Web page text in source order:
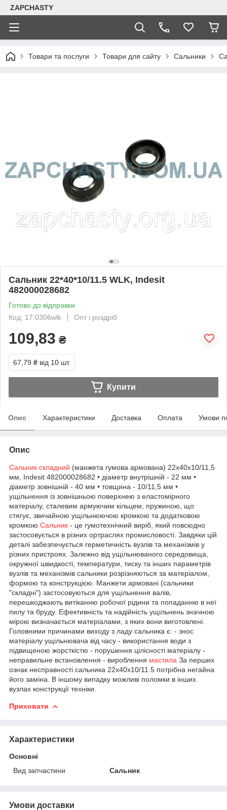
ZAPCHASTY
Товари та послуги Товари для сайту Сальники
Сальник 22*40*10/11.5 WLK, Indesit
482000028682
Готово до відправки
Код: 17.0306wlk
Опт і роздріб
109,83 ₴
67,79 ₴ від 10 шт.
Купити
Опис Характеристики Доставка Оплата Умови
Опис
Сальник складний (манжета гумова армована) 22x40x10/11,5
мм, Indesit 482000028682 • діаметр внутрішній - 22 мм •
діаметр зовнішній - 40 мм • товщина - 10/11,5 мм •
ущільнення із зовнішньою поверхнею з еластомірного
матеріалу, сталевим армуючим кільцем, пружиною, що
стягує, звичайною ущільнюючою кромкою та додатковою
кромкою Сальник - це гумотехнічний виріб, який повсюдно
застосовується в різних ортраслях промисловості. Завдяки цій
деталі забезпечується герметичність вузлів та механізмів у
різних пристроях. Залежно від ущільнюваного середовища,
окружної швидкості, температури, тиску та інших параметрів
вузлів та механізмів сальники розрізняються за матеріалом,
формою та конструкцією. Манжети армовані (сальники
"складні") застосовуються для ущільнення валів,
перешкоджають витіканню робочої рідини та попаданню в неї
пилу та бруду. Ефективність та надійність ущільнень значною
мірою визначається матеріалами, з яких вони виготовлені.
Головними причинами виходу з ладу сальника є: - знос
матеріалу ущільнювача від часу - використання води з
підвищеною жорсткістю - порушення цілісності матеріалу -
неправильне встановлення - вироблення мастила За перших
ознак несправності сальника 22х40х10/11.5 потрібна негайна
його заміна. В іншому випадку можливі поломки в інших
вузлах конструкції техніки.
Приховати
Характеристики
Основні
Вид запчастини
Сальник
Умови доставки